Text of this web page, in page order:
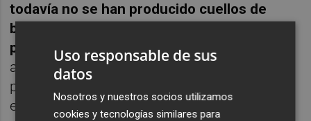
todavía no se han producido cuellos de
botella en los suministros, la situación es
preocupante
. Y como señalamos antes, los
ajustes salariales en Europa son un factor
para tener muy en cuenta para las
expectativas de inflación.
Uso responsable de sus
datos
Nosotros y nuestros socios utilizamos
cookies y tecnologías similares para